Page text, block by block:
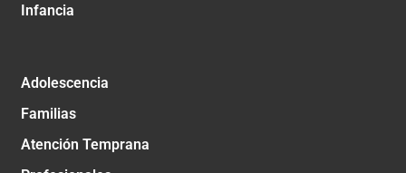
Infancia
Adolescencia
Familias
Atención Temprana